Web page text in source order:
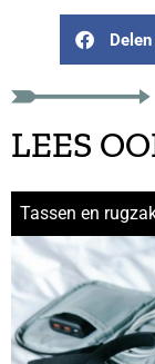
LEES
Tassen en